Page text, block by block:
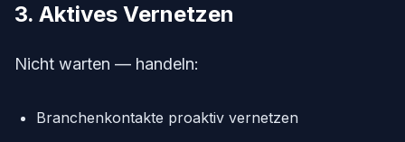
3. Aktives Vernetzen
Nicht warten — handeln:
Branchenkontakte proaktiv vernetzen